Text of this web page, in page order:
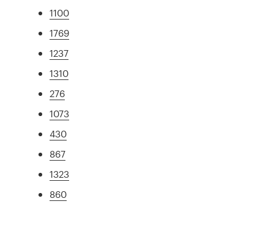
1100
1769
1237
1310
276
1073
430
867
1323
860